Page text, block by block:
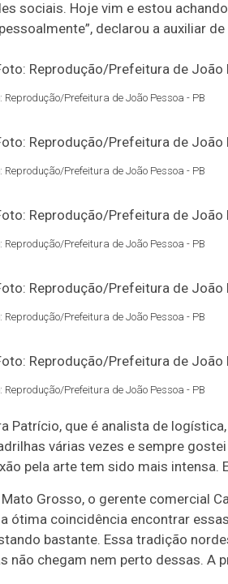
sociais. Hoje vim e estou
declarou a auxiliar
Reprodução/Prefeitura de João Pessoa - PB
Reprodução/Prefeitura de João Pessoa - PB
Reprodução/Prefeitura de João Pessoa - PB
Reprodução/Prefeitura de João Pessoa - PB
Reprodução/Prefeitura de João Pessoa - PB
Patrício, que é analista de
várias vezes e sempre
pela arte tem sido mais intensa.
Mato Grosso, o gerente comercial
ótima coincidência encontrar
bastante. Essa tradição
não chegam nem perto dessas. A